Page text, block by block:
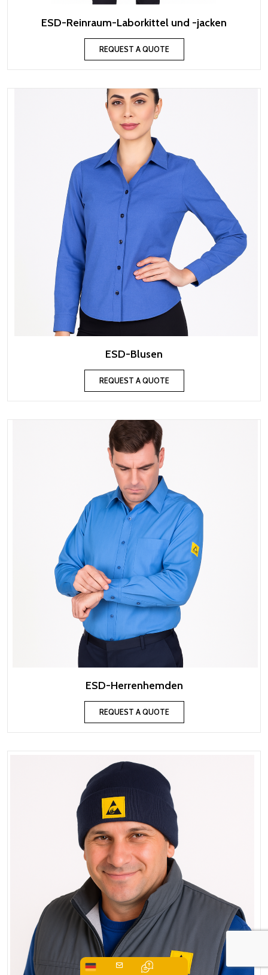
ESD-Reinraum-Laborkittel und -jacken
REQUEST A QUOTE
ESD-Blusen
REQUEST A QUOTE
ESD-Herrenhemden
REQUEST A QUOTE